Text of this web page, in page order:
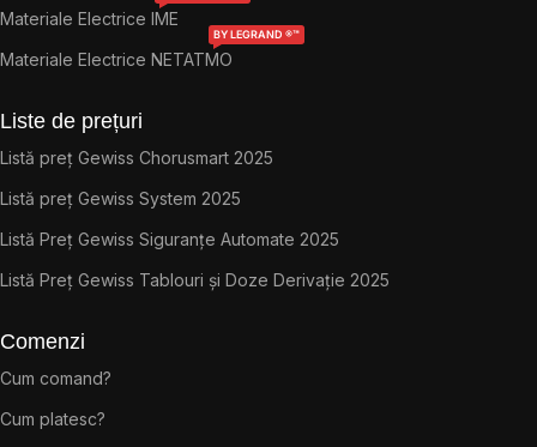
Materiale Electrice IME
Materiale Electrice NETATMO
BY LEGRAND ®™
Liste de prețuri
Listă preț Gewiss Chorusmart 2025
Listă preț Gewiss System 2025
Listă Preț Gewiss Siguranțe Automate 2025
Listă Preț Gewiss Tablouri și Doze Derivație 2025
Comenzi
Cum comand?
Cum platesc?